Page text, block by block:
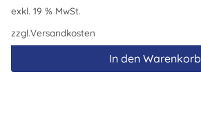
exkl. 19 % MwSt.
zzgl.Versandkosten
In den Warenkorb